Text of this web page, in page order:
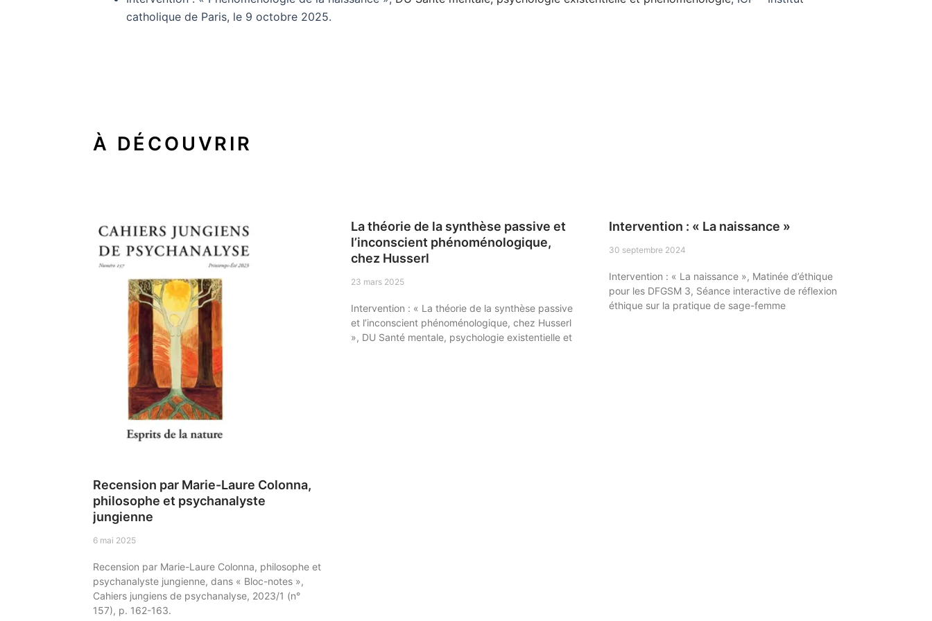
catholique de Paris, le 9 octobre 2025.
À DÉCOUVRIR
Recension par Marie-Laure Colonna,
philosophe et psychanalyste
jungienne
6 mai 2025
Recension par Marie-Laure Colonna, philosophe et
psychanalyste jungienne, dans « Bloc-notes »,
Cahiers jungiens de psychanalyse, 2023/1 (n°
157), p. 162-163.
La théorie de la synthèse passive et
l’inconscient phénoménologique,
chez Husserl
23 mars 2025
Intervention : « La théorie de la synthèse passive
et l’inconscient phénoménologique, chez Husserl
», DU Santé mentale, psychologie existentielle et
Intervention : « La naissance »
30 septembre 2024
Intervention : « La naissance », Matinée d’éthique
pour les DFGSM 3, Séance interactive de réflexion
éthique sur la pratique de sage-femme